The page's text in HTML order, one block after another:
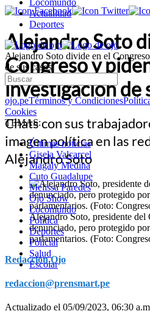
Locomundo
Actualidad
Deportes
Alejandro Soto divide en el
de sus casos
ojo.peTérminos y Condiciones
Cookies
TEMAS:
Últimas noticias
Gisela Valcarcel
Magaly Medina
Cuto Guadalupe
Melissa Paredes
Ojo Show
Locomundo
Política
Deportes
Policial
Salud
Escolar
Alejandro Soto
Congreso y
investigación de
Chats con sus
imagen política en las
Alejandro Soto
Alejandro Soto, presidente del
denunciado, pero protegido
parlamentarios. (Foto:
Redacción Ojo
redaccion@prensmart.pe
Actualizado el 05/09/2023, 06:30